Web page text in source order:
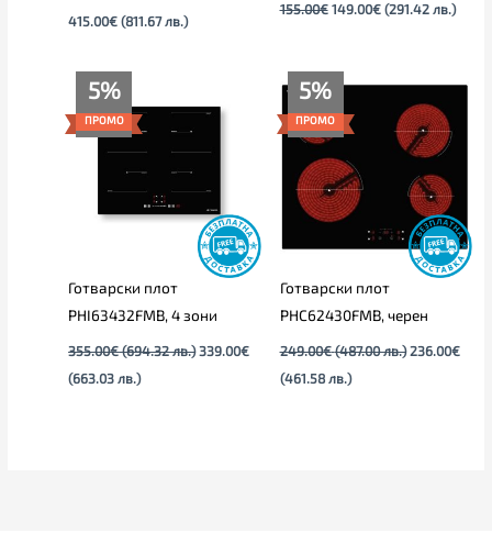
415.00€ (811.67 лв.)
155.00€ 149.00€ (291.42 лв.)
5%
ПРОМО
Готварски плот
PHI63432FMB, 4 зони
355.00€ (694.32 лв.)
was:
(694.32
339.00€
(663.03 лв.)
е:
339.00€
(663.03
5%
ПРОМО
Готварски плот
PHC62430FMB, черен
249.00€ (487.00 лв.)
was:
249.00€
(487.00
236.00€
(461.58 лв.)
е:
236.00€
лв.).